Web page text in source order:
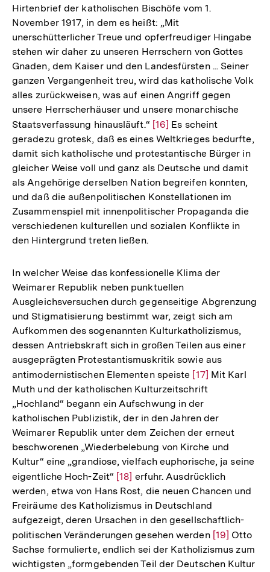
Hirtenbrief der katholischen Bischöfe vom 1.
November 1917, in dem es heißt: „Mit
unerschütterlicher Treue und opferfreudiger Hingabe
stehen wir daher zu unseren Herrschern von Gottes
Gnaden, dem Kaiser und den Landesfürsten ... Seiner
ganzen Vergangenheit treu, wird das katholische Volk
alles zurückweisen, was auf einen Angriff gegen
unsere Herrscherhäuser und unsere monarchische
Staatsverfassung hinausläuft.“ Zur
Auflösung
der
Fußnote
[16] Es scheint
geradezu grotesk, daß es eines Weltkrieges bedurfte,
damit sich katholische und protestantische Bürger in
gleicher Weise voll und ganz als Deutsche und damit
als Angehörige derselben Nation begreifen konnten,
und daß die außenpolitischen Konstellationen im
Zusammenspiel mit innenpolitischer Propaganda die
verschiedenen kulturellen und sozialen Konflikte in
den Hintergrund treten ließen.
In welcher Weise das konfessionelle Klima der
Weimarer Republik neben punktuellen
Ausgleichsversuchen durch gegenseitige Abgrenzung
und Stigmatisierung bestimmt war, zeigt sich am
Aufkommen des sogenannten Kulturkatholizismus,
dessen Antriebskraft sich in großen Teilen aus einer
ausgeprägten Protestantismuskritik sowie aus
antimodernistischen Elementen speiste Zur
Auflösung
der
Fußnote
[17] Mit Karl
Muth und der katholischen Kulturzeitschrift
„Hochland“ begann ein Aufschwung in der
katholischen Publizistik, der in den Jahren der
Weimarer Republik unter dem Zeichen der erneut
beschworenen „Wiederbelebung von Kirche und
Kultur“ eine „grandiose, vielfach euphorische, ja seine
eigentliche Hoch-Zeit“ Zur
Auflösung
der
Fußnote
[18] erfuhr. Ausdrücklich
werden, etwa von Hans Rost, die neuen Chancen und
Freiräume des Katholizismus in Deutschland
aufgezeigt, deren Ursachen in den gesellschaftlich-
politischen Veränderungen gesehen werden Zur
Auflösung
der
[19] Otto
Sachse formulierte, endlich sei der Katholizismus zum
wichtigsten „formgebenden Teil der Deutschen Kultur